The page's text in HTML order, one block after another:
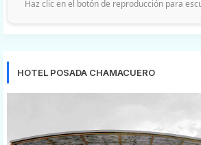
Haz clic en el botón de reproducción para
HOTEL POSADA CHAMACUERO